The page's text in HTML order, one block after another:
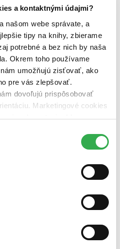
a kontaktnými údajmi?
našom webe správate, a
tipy na knihy, zbierame
potrebné a bez nich by naša
Okrem toho používame
umožňujú zisťovať, ako
pre vás zlepšovať.
dovoľujú prispôsobovať
Marketingové cookies
relevantnej reklamy.
používať všetky tieto
1
(1 titul)Lucius Annaeus Seneca
Větrné mlýny1
pevná väzba